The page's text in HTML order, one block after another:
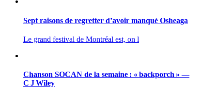
Sept raisons de regretter d’avoir manqué Osheaga
Le grand festival de Montréal est, on l
Chanson SOCAN de la semaine : « backporch » —
C J Wiley